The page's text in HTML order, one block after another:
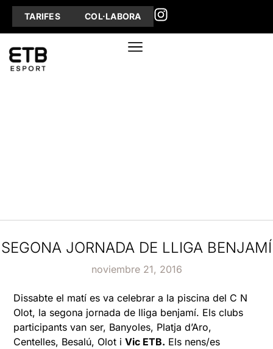
TARIFES COL·LABORA
SEGONA JORNADA DE LLIGA BENJAMÍ
noviembre 21, 2016
Dissabte el matí es va celebrar a la piscina del C N
Olot, la segona jornada de lliga benjamí. Els clubs
participants van ser, Banyoles, Platja d’Aro,
Centelles, Besalú, Olot iVic ETB. Els nens/es